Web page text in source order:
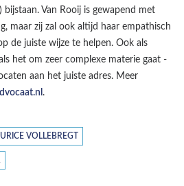
bijstaan. Van Rooij is gewapend met
maar zij zal ook altijd haar empathisch
de juiste wijze te helpen. Ook als
het om zeer complexe materie gaat -
aan het juiste adres. Meer
.
VOLLEBREGT